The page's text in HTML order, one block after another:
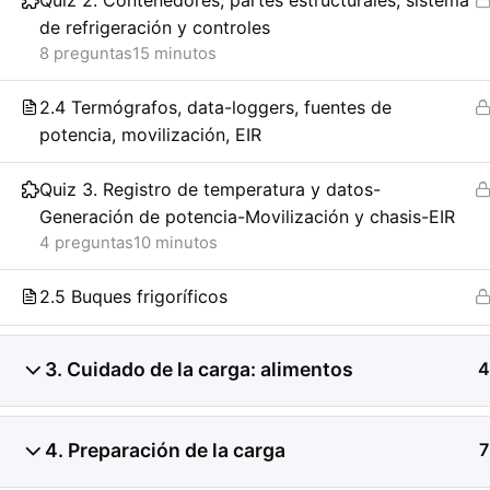
Investigación de daños a
contenedores
de registros de
condición del producto,
transferencia de carga.
de refrigeración y controles
15 minutos
8 preguntas
2.4 Termógrafos, data-loggers, fuentes de
potencia, movilización, EIR
Quiz 3. Registro de temperatura y datos-
Generación de potencia-Movilización y chasis-EIR
10 minutos
4 preguntas
2.5 Buques frigoríficos
3. Cuidado de la carga: alimentos 4
4. Preparación de la carga 7